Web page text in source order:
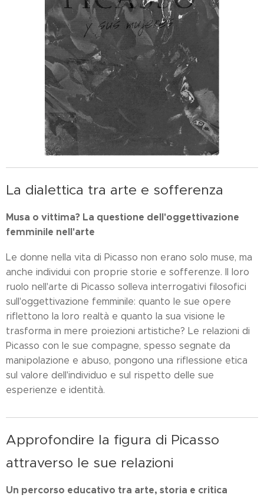
La dialettica tra arte e sofferenza
Musa o vittima? La questione dell'oggettivazione
femminile nell'arte
Le donne nella vita di Picasso non erano solo muse, ma
anche individui con proprie storie e sofferenze. Il loro
ruolo nell'arte di Picasso solleva interrogativi filosofici
sull'oggettivazione femminile: quanto le sue opere
riflettono la loro realtà e quanto la sua visione le
trasforma in mere proiezioni artistiche? Le relazioni di
Picasso con le sue compagne, spesso segnate da
manipolazione e abuso, pongono una riflessione etica
sul valore dell'individuo e sul rispetto delle sue
esperienze e identità.
Approfondire la figura di Picasso
attraverso le sue relazioni
Un percorso educativo tra arte, storia e critica